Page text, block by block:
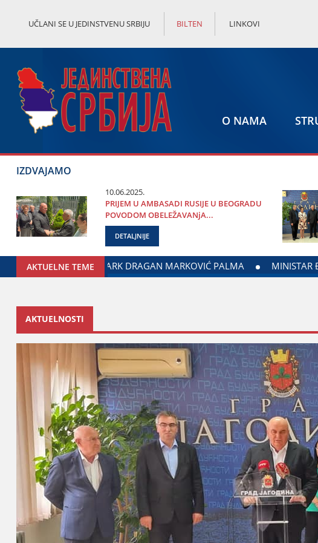
UČLANI SE U JEDINSTVENU SRBIJU BILTEN LINKOVI
O NAMA
IZDVAJAMO
10.06.2025.
PRIЈEM U AMBASADI RUSIЈE U BEOGRADU
POVODOM OBELEŽAVANjA...
DETALJNIJE
AKTUELNE TEME
NASTAVAK SARADNjE GRADA ЈAGODINE I MINISTARSTVA
AKTUELNOSTI